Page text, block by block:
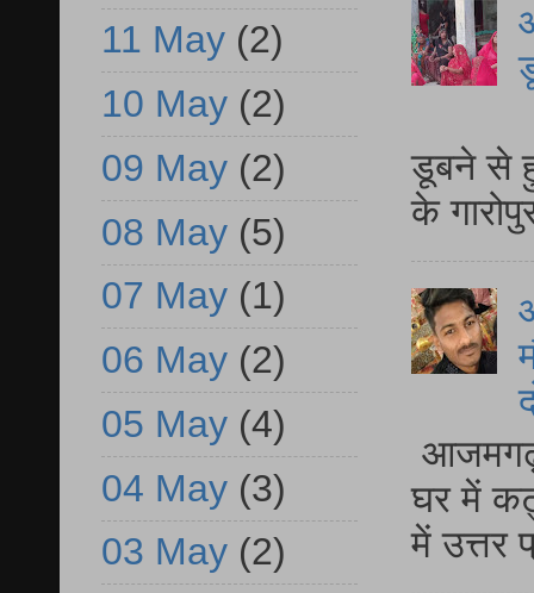
डूबने से
के
घर में
में
11 May (2)
10 May (2)
09 May (2)
08 May (5)
07 May (1)
06 May (2)
05 May (4)
04 May (3)
03 May (2)